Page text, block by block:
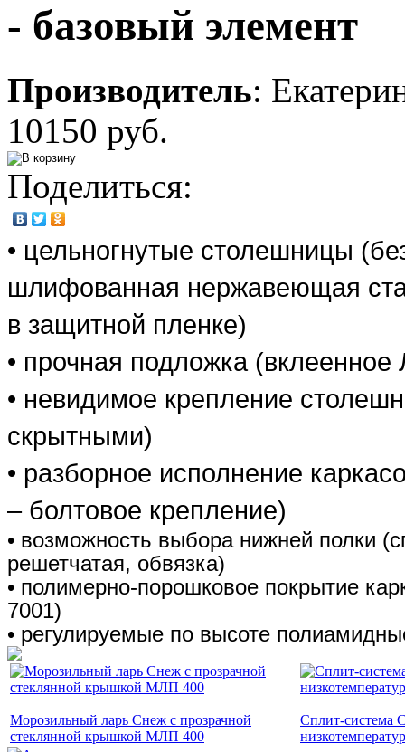
- базовый элемент
Производитель:
10150 руб.
Поделиться:
• цельногнутые столешницы
шлифованная нержавеющая
в защитной пленке)
• прочная подложка
• невидимое крепление
скрытными)
• разборное исполнение
– болтовое крепление)
• возможность выбора нижней полки
решетчатая, обвязка)
• полимерно-порошковое покрытие
7001)
• регулируемые по высоте
Морозильный ларь Снеж с прозрачной
стеклянной крышкой МЛП 400
Сплит-система